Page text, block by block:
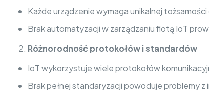
Każde urządzenie wymaga unikalnej
Brak automatyzacji w zarządzaniu flotą IoT
Różnorodność protokołów i standardów
IoT wykorzystuje wiele protokołów
Brak pełnej standaryzacji powoduje problemy